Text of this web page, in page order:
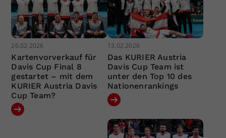
26.02.2026
Kartenvorverkauf für
Davis Cup Final 8
gestartet – mit dem
KURIER Austria Davis
Cup Team?
13.02.2026
Das KURIER Austria
Davis Cup Team ist
unter den Top 10 des
Nationenrankings